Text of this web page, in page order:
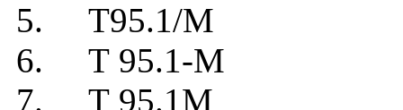
5. Т95.1/М
6. Т 95.1-М
7. Т 95.1М